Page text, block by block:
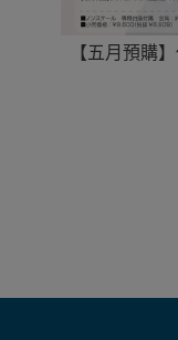
【五月預購